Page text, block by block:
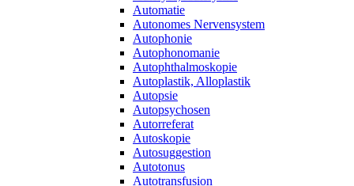
Automatie
Autonomes Nervensystem
Autophonie
Autophonomanie
Autophthalmoskopie
Autoplastik, Alloplastik
Autopsie
Autopsychosen
Autorreferat
Autoskopie
Autosuggestion
Autotonus
Autotransfusion